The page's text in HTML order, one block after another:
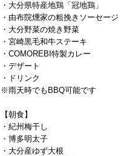
・大分県特産地鶏「冠地鶏」
・由布院燻家の粗挽きソーセージ
・大分野菜の焼き野菜
・宮崎黒毛和牛ステーキ
・COMOREBI特製カレー
・デザート
・ドリンク
※雨天時でもBBQ可能です
【朝食】
・紀州梅干し
・博多明太子
・大分産ゆず大根